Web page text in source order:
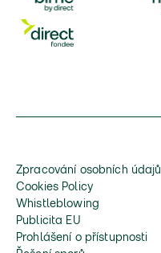
Zpracování osobních údajů
Cookies Policy
Whistleblowing
Publicita EU
Prohlášení o přístupnosti